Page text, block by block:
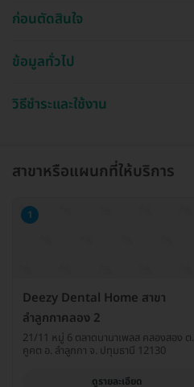
ก่อนตัดสินใจ
ข้อมูลทั่วไป
วิธีชำระและใช้งาน
สาขาหรือแผนกที่ให้บริการ
1
Deezy Dental Home สาขา
ลำลูกกาคลอง 2
21/11 หมู่ 6 ตลาดนานาเพลส คลองสอง ต.
คูคต อ. ลำลูกกา จ. ปทุมธานี 12130
ดูรายละเอียด